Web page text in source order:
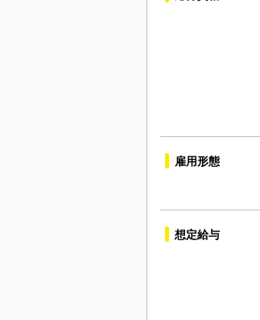
雇用形態
想定給与